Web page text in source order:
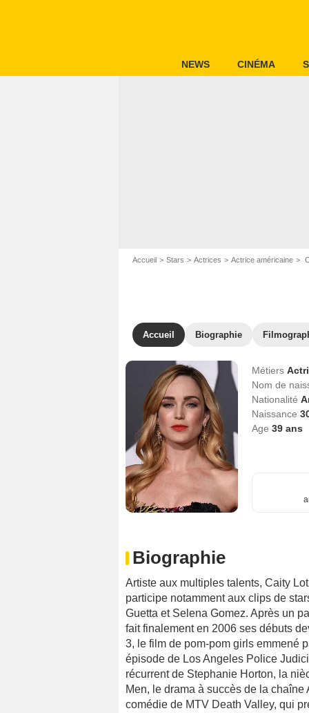
NEWS CINÉMA
Accueil Stars Actrices Actrice américaine
Accueil Biographie
Métiers
Nom de
Nationalité
Naissance
Age 39ans
Biographie
Artiste aux multiples talents, Caity
participe notamment aux clips de
Guetta et Selena Gomez. Après un
fait finalement en 2006 ses débuts
3, le film de pom-pom girls emmené
épisode de Los Angeles Police
récurrent de Stephanie Horton, la
Men, le drama à succès de la
comédie de MTV Death Valley, qui